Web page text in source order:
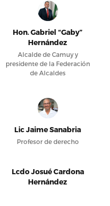
Hon. Gabriel “Gaby”
Hernández
Alcalde de Camuy y
presidente de la Federación
de Alcaldes
Lic Jaime Sanabria
Profesor de derecho
Lcdo Josué Cardona
Hernández